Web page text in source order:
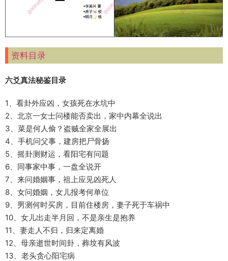
资料目录
六爻真法秘鉴目录
1、看卦外应凶，女孩死在水坑中
2、北京一女士问楼能否卖出，家中内幕全说出
3、菜是何人偷？盗贼全家全展出
4、手机问父事，建房把尸骨扬
5、摇卦测财运，看阳宅有问题
6、同事家中事，一盘全说开
7、来问婚姻事，祖上应见凶死人
8、女问婚姻，女儿报考何单位
9、男测何时买房，目前住楼房，妻子死于车祸中
10、女儿出走半月回，不是亲生是抱养
11、妻走人不归，归来定离婚
12、母亲逝世时间卦，葬坟有风波
13、老头贪心阳宅病